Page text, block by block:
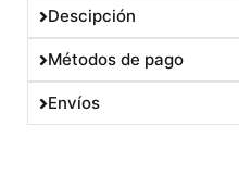
Descipción
Métodos de pago
Envíos